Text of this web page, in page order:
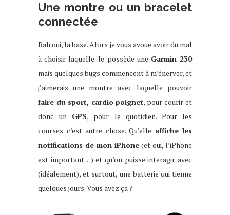
Une montre ou un bracelet
connectée
Bah oui, la base. Alors je vous avoue avoir du mal
à choisir laquelle. Je possède une Garmin 230
mais quelques bugs commencent à m’énerver, et
j’aimerais une montre avec laquelle pouvoir
faire du sport, cardio poignet, pour courir et
donc un GPS, pour le quotidien. Pour les
courses c’est autre chose. Qu’elle affiche les
notifications de mon iPhone(et oui, l’iPhone
est important…) et qu’on puisse interagir avec
(idéalement), et surtout, une batterie qui tienne
quelques jours. Vous avez ça ?